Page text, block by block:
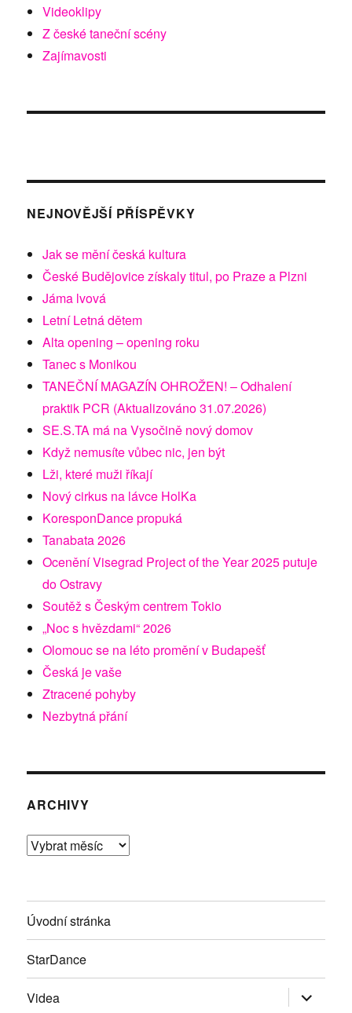
Videoklipy
Z české taneční scény
Zajímavosti
NEJNOVĚJŠÍ PŘÍSPĚVKY
Jak se mění česká kultura
České Budějovice získaly titul, po Praze a Plzni
Jáma lvová
Letní Letná dětem
Alta opening – opening roku
Tanec s Monikou
TANEČNÍ MAGAZÍN OHROŽEN! – Odhalení
praktik PCR (Aktualizováno 31.07.2026)
SE.S.TA má na Vysočině nový domov
Když nemusíte vůbec nic, jen být
Lži, které muži říkají
Nový cirkus na lávce HolKa
KoresponDance propuká
Tanabata 2026
Ocenění Visegrad Project of the Year 2025 putuje
do Ostravy
Soutěž s Českým centrem Tokio
„Noc s hvězdami“ 2026
Olomouc se na léto promění v Budapešť
Česká je vaše
Ztracené pohyby
Nezbytná přání
ARCHIVY
Archivy
Úvodní stránka
StarDance
Videa Zobrazit